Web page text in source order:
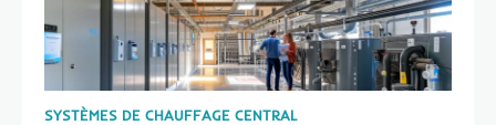
SYSTÈMES DE CHAUFFAGE CENTRAL